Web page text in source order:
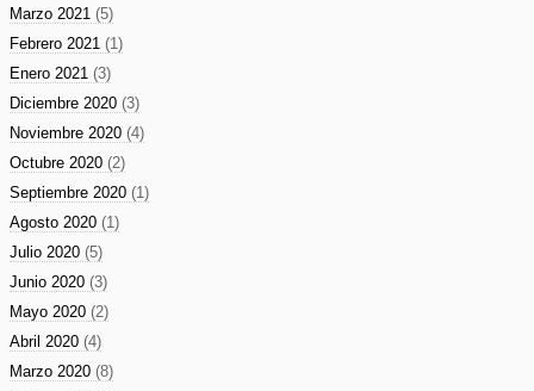
Marzo 2021 (5)
Febrero 2021 (1)
Enero 2021 (3)
Diciembre 2020 (3)
Noviembre 2020 (4)
Octubre 2020 (2)
Septiembre 2020 (1)
Agosto 2020 (1)
Julio 2020 (5)
Junio 2020 (3)
Mayo 2020 (2)
Abril 2020 (4)
Marzo 2020 (8)